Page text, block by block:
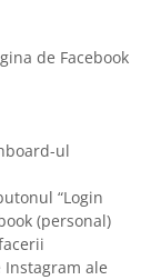
de Facebook
ul
“Login
(personal)
Instagram ale